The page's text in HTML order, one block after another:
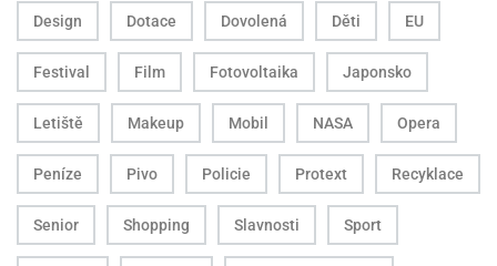
Design Dotace Dovolená Děti EU
Festival Film Fotovoltaika Japonsko
Letiště Makeup Mobil NASA Opera
Peníze Pivo Policie Protext Recyklace
Senior Shopping Slavnosti Sport